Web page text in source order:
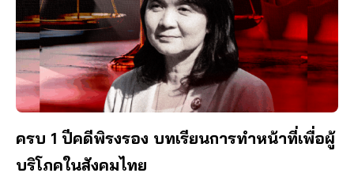
ครบ 1 ปีคดีพิรงรอง บทเรียนการทำหน้าที่เพื่อผู้
บริโภคในสังคมไทย